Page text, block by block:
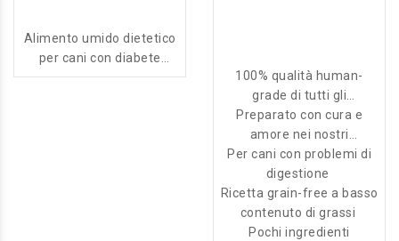
Alimento umido dietetico
per cani con diabete
mellito, supporto
100% qualità human-
grade di tutti gli
ingredienti
Preparato con cura e
amore nei nostri
stabilimenti
Per cani con problemi di
digestione
Ricetta grain-free a basso
contenuto di grassi
Pochi ingredienti